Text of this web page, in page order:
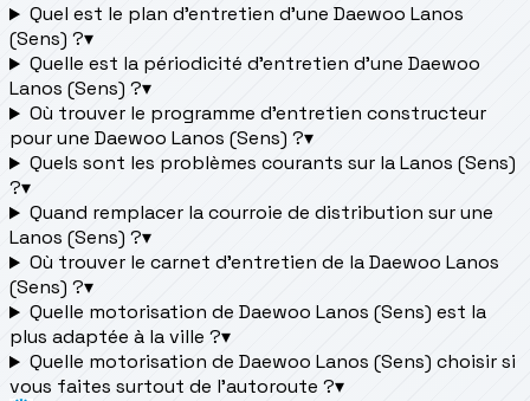
Quel est le plan d’entretien d’une Daewoo Lanos
(Sens) ?▾
Quelle est la périodicité d’entretien d’une Daewoo
Lanos (Sens) ?▾
Où trouver le programme d’entretien constructeur
pour une Daewoo Lanos (Sens) ?▾
Quels sont les problèmes courants sur la Lanos (Sens)
?▾
Quand remplacer la courroie de distribution sur une
Lanos (Sens) ?▾
Où trouver le carnet d'entretien de la Daewoo Lanos
(Sens) ?▾
Quelle motorisation de Daewoo Lanos (Sens) est la
plus adaptée à la ville ?▾
Quelle motorisation de Daewoo Lanos (Sens) choisir si
vous faites surtout de l'autoroute ?▾